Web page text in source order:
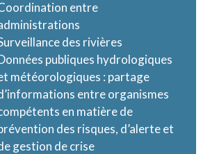
entre
des rivières
publiques hydrologiques
météorologiques : partage
entre organismes
en matière de
des risques, d’alerte et
gestion de crise